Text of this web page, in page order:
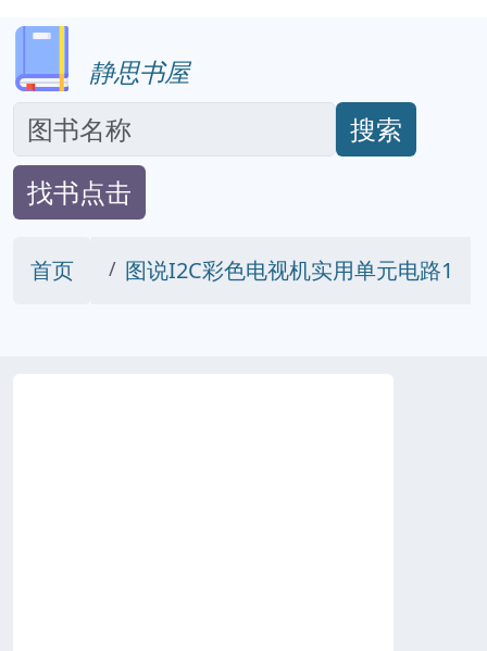
静思书屋
搜索
找书点击
首页 图说I2C彩色电视机实用单元电路1